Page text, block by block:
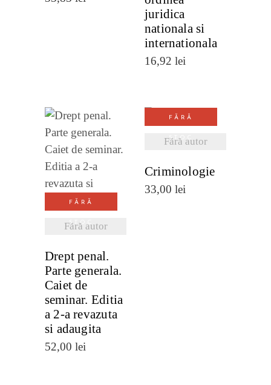
juridica
nationala si
internationala
16,92 lei
FĂRĂ
STOC
Fără autor
DETALII
Drept penal.
Parte generala.
Caiet de
seminar. Editia
a 2-a revazuta
si adaugita
52,00 lei
FĂRĂ
STOC
Fără autor
DETALII
Criminologie
33,00 lei